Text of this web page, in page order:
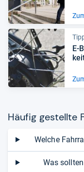
E-​
Häu­fig gestellte
Welche
Was